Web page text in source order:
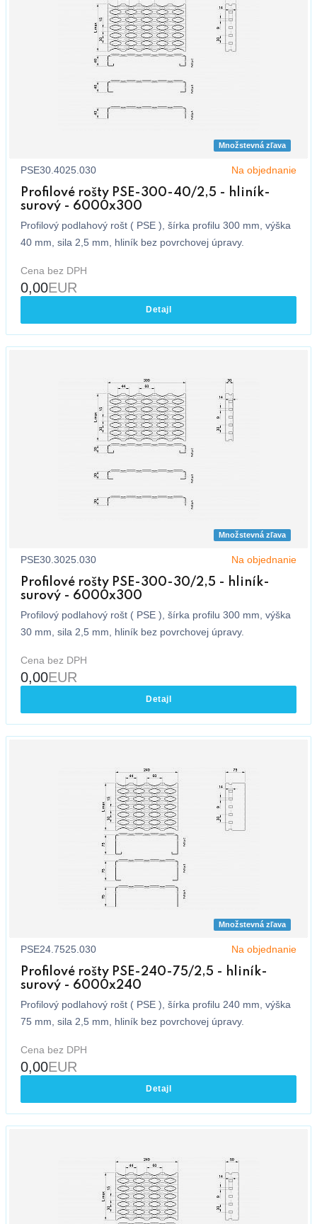
Množstevná zľava
PSE30.4025.030 Na objednanie
Profilové rošty PSE-300-40/2,5 - hliník-
surový - 6000x300
Profilový podlahový rošt ( PSE ), šírka profilu 300 mm, výška
40 mm, sila 2,5 mm, hliník bez povrchovej úpravy.
Cena bez DPH
0,00EUR
Detajl
Množstevná zľava
PSE30.3025.030 Na objednanie
Profilové rošty PSE-300-30/2,5 - hliník-
surový - 6000x300
Profilový podlahový rošt ( PSE ), šírka profilu 300 mm, výška
30 mm, sila 2,5 mm, hliník bez povrchovej úpravy.
Cena bez DPH
0,00EUR
Detajl
Množstevná zľava
PSE24.7525.030 Na objednanie
Profilové rošty PSE-240-75/2,5 - hliník-
surový - 6000x240
Profilový podlahový rošt ( PSE ), šírka profilu 240 mm, výška
75 mm, sila 2,5 mm, hliník bez povrchovej úpravy.
Cena bez DPH
0,00EUR
Detajl